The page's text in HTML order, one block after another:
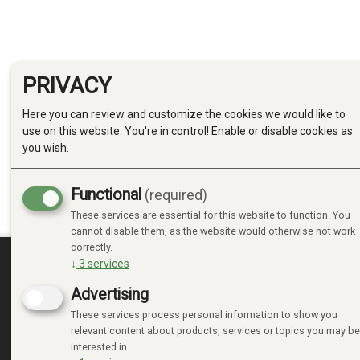
MINE SIDER
LOGIN
NEW CUSTOMER
PRIVACY
Here you can review and customize the cookies we would like to
use on this website. You're in control! Enable or disable cookies as
you wish.
Functional (required)
These services are essential for this website to function. You
cannot disable them, as the website would otherwise not work
correctly.
↓ 3 services
Advertising
These services process personal information to show you
relevant content about products, services or topics you may be
interested in.